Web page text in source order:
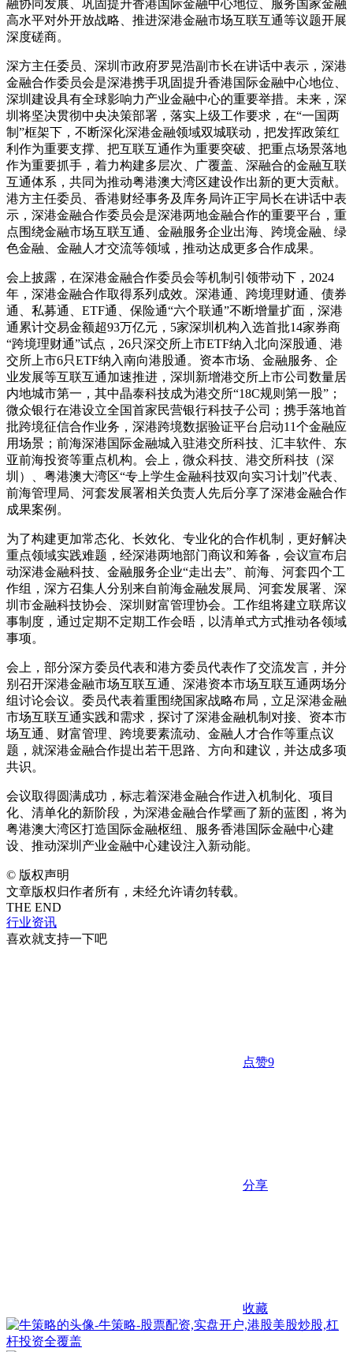
融协同发展、巩固提升香港国际金融中心地位、服务国家金融
高水平对外开放战略、推进深港金融市场互联互通等议题开展
深度磋商。
深方主任委员、深圳市政府罗晃浩副市长在讲话中表示，深港
金融合作委员会是深港携手巩固提升香港国际金融中心地位、
深圳建设具有全球影响力产业金融中心的重要举措。未来，深
圳将坚决贯彻中央决策部署，落实上级工作要求，在“一国两
制”框架下，不断深化深港金融领域双城联动，把发挥政策红
利作为重要支撑、把互联互通作为重要突破、把重点场景落地
作为重要抓手，着力构建多层次、广覆盖、深融合的金融互联
互通体系，共同为推动粤港澳大湾区建设作出新的更大贡献。
港方主任委员、香港财经事务及库务局许正宇局长在讲话中表
示，深港金融合作委员会是深港两地金融合作的重要平台，重
点围绕金融市场互联互通、金融服务企业出海、跨境金融、绿
色金融、金融人才交流等领域，推动达成更多合作成果。
会上披露，在深港金融合作委员会等机制引领带动下，2024
年，深港金融合作取得系列成效。深港通、跨境理财通、债券
通、私募通、ETF通、保险通“六个联通”不断增量扩面，深港
通累计交易金额超93万亿元，5家深圳机构入选首批14家券商
“跨境理财通”试点，26只深交所上市ETF纳入北向深股通、港
交所上市6只ETF纳入南向港股通。资本市场、金融服务、企
业发展等互联互通加速推进，深圳新增港交所上市公司数量居
内地城市第一，其中晶泰科技成为港交所“18C规则第一股”；
微众银行在港设立全国首家民营银行科技子公司；携手落地首
批跨境征信合作业务，深港跨境数据验证平台启动11个金融应
用场景；前海深港国际金融城入驻港交所科技、汇丰软件、东
亚前海投资等重点机构。会上，微众科技、港交所科技（深
圳）、粤港澳大湾区“专上学生金融科技双向实习计划”代表、
前海管理局、河套发展署相关负责人先后分享了深港金融合作
成果案例。
为了构建更加常态化、长效化、专业化的合作机制，更好解决
重点领域实践难题，经深港两地部门商议和筹备，会议宣布启
动深港金融科技、金融服务企业“走出去”、前海、河套四个工
作组，深方召集人分别来自前海金融发展局、河套发展署、深
圳市金融科技协会、深圳财富管理协会。工作组将建立联席议
事制度，通过定期不定期工作会晤，以清单式方式推动各领域
事项。
会上，部分深方委员代表和港方委员代表作了交流发言，并分
别召开深港金融市场互联互通、深港资本市场互联互通两场分
组讨论会议。委员代表着重围绕国家战略布局，立足深港金融
市场互联互通实践和需求，探讨了深港金融机制对接、资本市
场互通、财富管理、跨境要素流动、金融人才合作等重点议
题，就深港金融合作提出若干思路、方向和建议，并达成多项
共识。
会议取得圆满成功，标志着深港金融合作进入机制化、项目
化、清单化的新阶段，为深港金融合作擘画了新的蓝图，将为
粤港澳大湾区打造国际金融枢纽、服务香港国际金融中心建
设、推动深圳产业金融中心建设注入新动能。
© 版权声明
文章版权归作者所有，未经允许请勿转载。
THE END
行业资讯
喜欢就支持一下吧
点赞9
分享
收藏